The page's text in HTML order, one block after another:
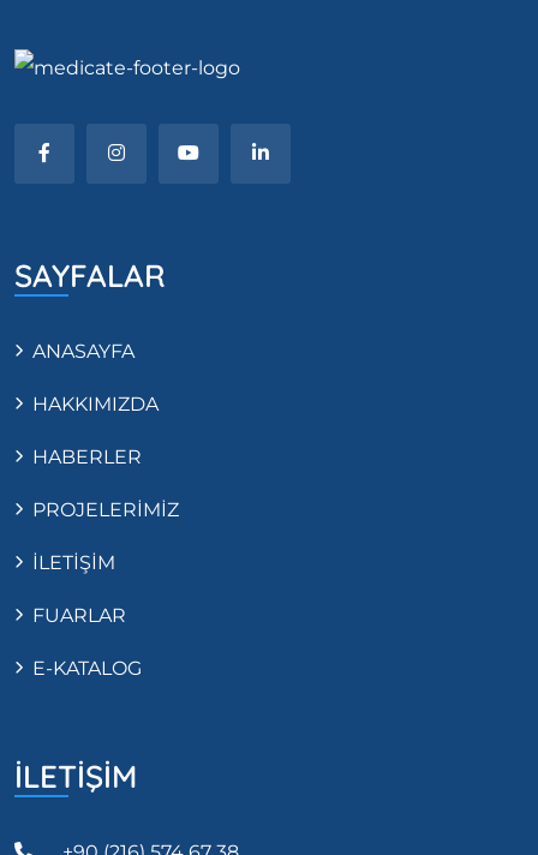
SAYFALAR
ANASAYFA
HAKKIMIZDA
HABERLER
PROJELERİMİZ
İLETİŞİM
FUARLAR
E-KATALOG
İLETİŞİM